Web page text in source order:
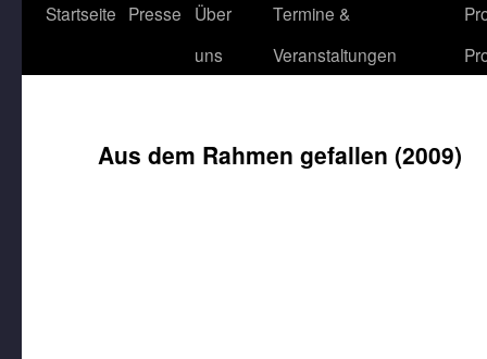
Startseite Presse
Über
uns
Termine &
Veranstaltungen
Aus dem Rahmen gefallen (2009)